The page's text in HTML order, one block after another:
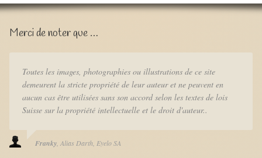
Merci de noter que …
Toutes les images, photographies ou illustrations de ce site
demeurent la stricte propriété de leur auteur et ne peuvent en
aucun cas être utilisées sans son accord selon les textes de lois
Suisse sur la propriété intellectuelle et le droit d'auteur..
Franky Alias Darth Eyelo SA